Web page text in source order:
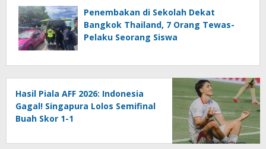
Penembakan di Sekolah Dekat
Bangkok Thailand, 7 Orang Tewas-
Pelaku Seorang Siswa
Hasil Piala AFF 2026: Indonesia
Gagal! Singapura Lolos Semifinal
Buah Skor 1-1